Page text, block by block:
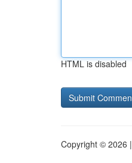
HTML is disabled
Copyright © 2026 |